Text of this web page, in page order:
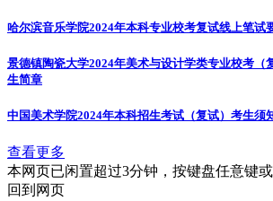
哈尔滨音乐学院2024年本科专业校考复试线上笔试
景德镇陶瓷大学2024年美术与设计学类专业校考（
生简章
中国美术学院2024年本科招生考试（复试）考生须
查看更多
本网页已闲置超过3分钟，按键盘任意键
回到网页